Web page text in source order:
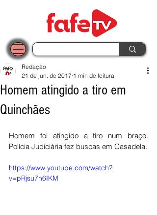
Homem atingido a tiro em
Quinchães
Redação
21 de jun. de 2017 1 min de leitura
Homem foi atingido a tiro num braço.
https://www.youtube.com/watch?
v=pRjsu7n6IKM